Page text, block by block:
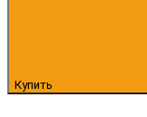
Купить